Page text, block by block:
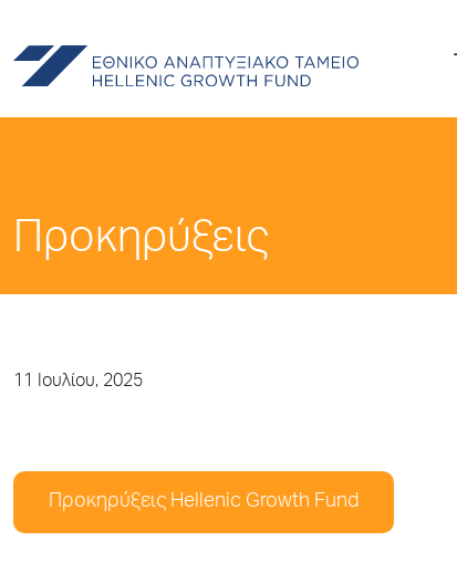
Προκηρύξεις
11 Ιουλίου, 2025
Προκηρύξεις Hellenic Growth Fund